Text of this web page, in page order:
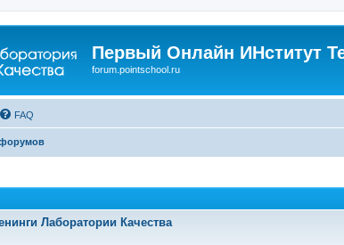
Первый Онлайн ИНститут
forum.pointschool.ru
FAQ
Лаборатории Качества